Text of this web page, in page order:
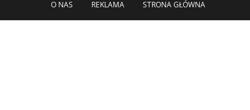
O NAS REKLAMA STRONA GŁÓWNA